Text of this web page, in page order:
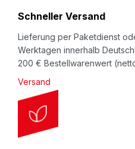
beraten Sie gerne und
Anruf:+49 (0) 7045 /
Mail:nomapack@eswe.de
Beachten Sie auch
aufYouTube.eswe.de
Beschreibung
r
Schneller Versand
Lieferung per Paketdienst
Werktagen innerhalb
200 € Bestellwarenwert
Versand